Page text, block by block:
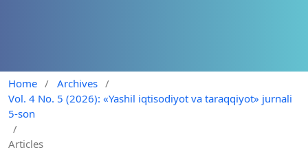
Home / Archives /
Vol. 4 No. 5 (2026): «Yashil iqtisodiyot va taraqqiyot» jurnali
5-son
/
Articles